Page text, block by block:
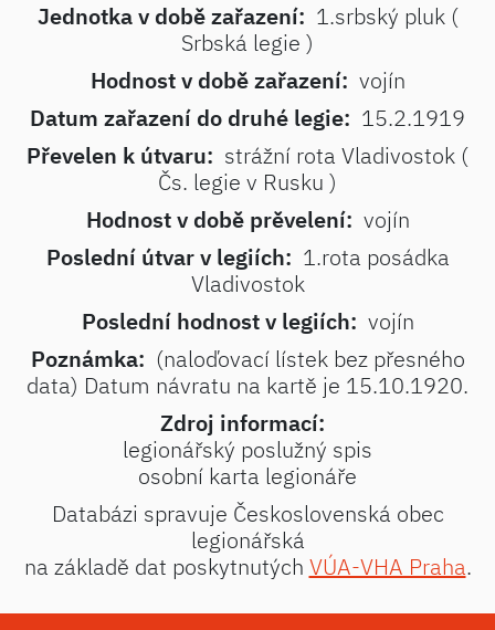
Jednotka v době zařazení: 1.srbský pluk (
Srbská legie )
Hodnost v době zařazení: vojín
Datum zařazení do druhé legie: 15.2.1919
Převelen k útvaru: strážní rota Vladivostok (
Čs. legie v Rusku )
Hodnost v době prěvelení: vojín
Poslední útvar v legiích: 1.rota posádka
Vladivostok
Poslední hodnost v legiích: vojín
Poznámka: (naloďovací lístek bez přesného
data) Datum návratu na kartě je 15.10.1920.
Zdroj informací:
legionářský poslužný spis
osobní karta legionáře
Databázi spravuje Československá obec
legionářská
na základě dat poskytnutých VÚA-VHA Praha.